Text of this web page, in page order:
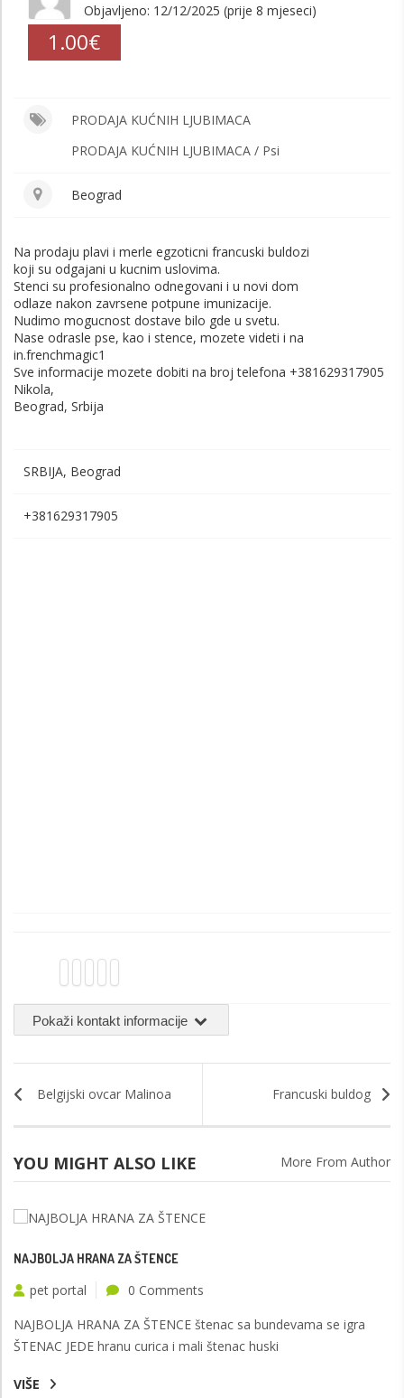
Objavljeno: 12/12/2025 (prije 8 mjeseci)
1.00€
PRODAJA KUĆNIH LJUBIMACA
PRODAJA KUĆNIH LJUBIMACA / Psi
Beograd
Na prodaju plavi i merle egzoticni francuski buldozi
koji su odgajani u kucnim uslovima.
Stenci su profesionalno odnegovani i u novi dom
odlaze nakon zavrsene potpune imunizacije.
Nudimo mogucnost dostave bilo gde u svetu.
Nase odrasle pse, kao i stence, mozete videti i na
in.frenchmagic1
Sve informacije mozete dobiti na broj telefona +381629317905
Nikola,
Beograd, Srbija
SRBIJA, Beograd
+381629317905
Pokaži kontakt informacije
Belgijski ovcar Malinoa Francuski buldog
YOU MIGHT ALSO LIKE More From Author
NAJBOLJA HRANA ZA ŠTENCE
pet portal
0 Comments
NAJBOLJA HRANA ZA ŠTENCE štenac sa bundevama se igra
ŠTENAC JEDE hranu curica i mali štenac huski
VIŠE